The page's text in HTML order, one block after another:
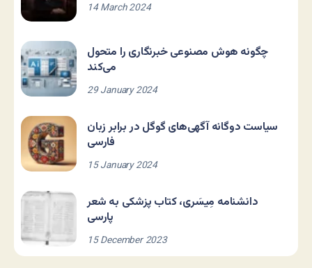
14 March 2024
چگونه هوش مصنوعی خبرنگاری را متحول
می‌کند
29 January 2024
سیاست دوگانه آگهی‌های گوگل در برابر زبان
فارسی
15 January 2024
دانشنامه مِیسَری، کتاب پزشکی به شعر
پارسی
15 December 2023